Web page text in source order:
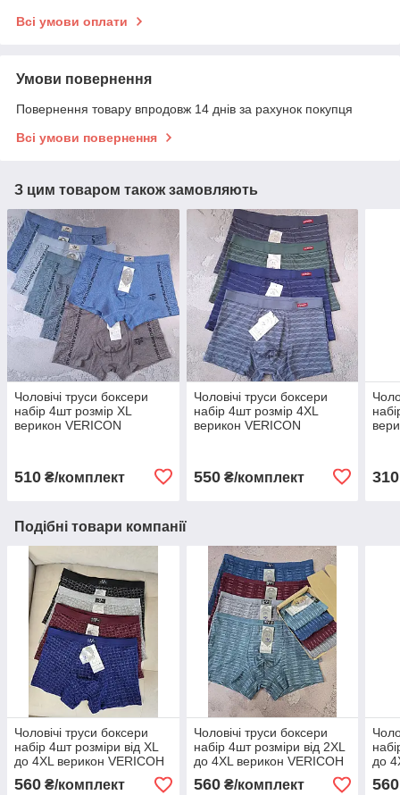
Всі умови оплати
Умови повернення
Повернення товару впродовж 14 днів за рахунок покупця
Всі умови повернення
З цим товаром також замовляють
Чоловічі труси боксери
набір 4шт розмір XL
верикон VERICON
510 ₴/комплект
Чоловічі труси боксери
набір 4шт розмір 4XL
верикон VERICON
550₴/комплект 310
Подібні товари компанії
Чоловічі труси боксери
набір 4шт розміри від XL
до 4XL верикон VERICOH
чоловіча білизна
560 ₴/комплект
Чоловічі труси боксери
набір 4шт розміри від 2XL
до 4XL верикон VERICOH
чоловіча білизна
560₴/комплект
до
560